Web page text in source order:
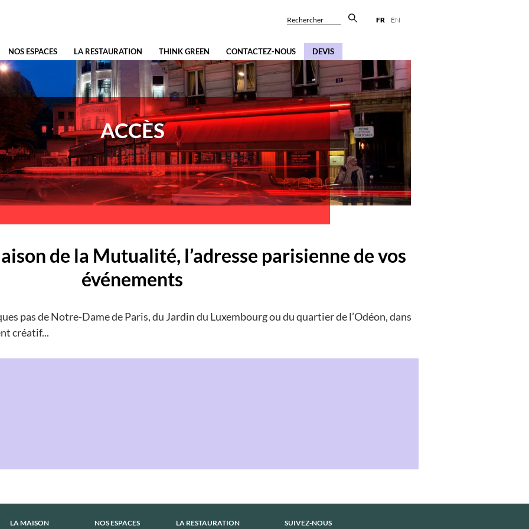
Rechercher FR EN
NOS ESPACES LA RESTAURATION THINK GREEN CONTACTEZ-NOUS DEVIS
ACCÈS
de la Mutualité, l’adresse parisienne de vos
événements
pas de Notre-Dame de Paris, du Jardin du Luxembourg ou du quartier de l’Odéon, dans
créatif...
PiedLA MAISON NOS ESPACES LA RESTAURATION SUIVEZ-NOUS